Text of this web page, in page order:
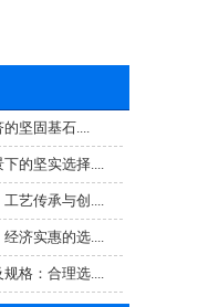
坚固基石....
的坚实选择....
艺传承与创....
济实惠的选....
格：合理选....